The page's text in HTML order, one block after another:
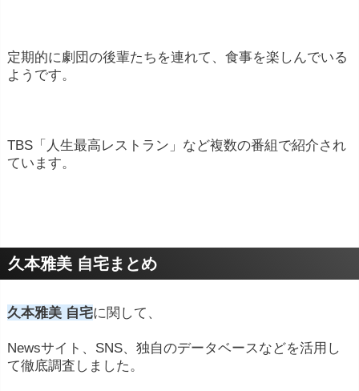
定期的に劇団の後輩たちを連れて、食事を楽しんでいる
ようです。
TBS「人生最高レストラン」など複数の番組で紹介され
ています。
久本雅美 自宅まとめ
久本雅美 自宅に関して、
Newsサイト、SNS、独自のデータベースなどを活用し
て徹底調査しました。